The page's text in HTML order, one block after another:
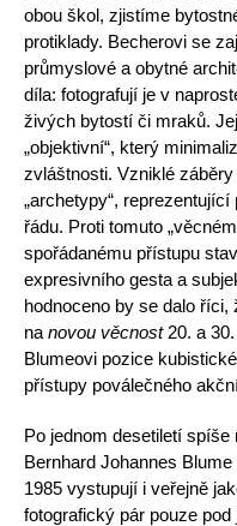
obou škol, zjistíme
protiklady. Becherovi se
průmyslové a obytné
díla: fotografují je v
živých bytostí či mraků.
„objektivní“, který
zvláštnosti. Vzniklé
„archetypy“,
řádu. Proti tomuto
spořáda­nému přístupu
expresivního gesta a
hodnoceno by se dalo
na novou věcnost 20. a
Blumeovi pozice
přístupy poválečného
Po jednom desetiletí spíše
Bernhard Johannes
1985 vystupují i ve­řejně
fotografický pár pouze